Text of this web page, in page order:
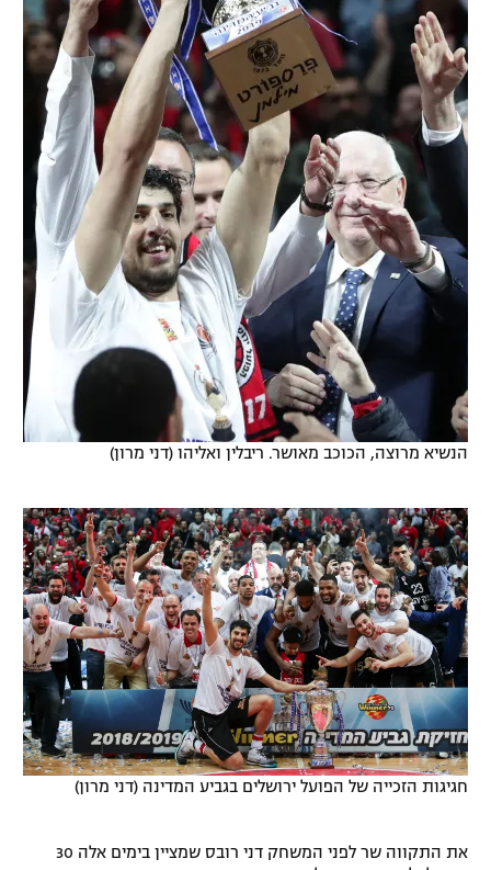
הנשיא מרוצה, הכוכב מאושר. ריבלין ואליהו (דני מרון)
חגיגות הזכייה של הפועל ירושלים בגביע המדינה (דני מרון)
את התקווה שר לפני המשחק דני רובס שמציין בימים אלה 30